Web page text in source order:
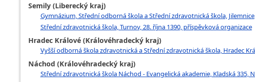
Semily (Liberecký kraj)
Gymnázium, Střední odborná škola a Střední zdravotnická škola,
Střední zdravotnická škola, Turnov, 28. října 1390, příspěvková organizace
Hradec Králové (Královéhradecký kraj)
Vyšší odborná škola zdravotnická a Střední zdravotnická škola, Hradec
Náchod (Královéhradecký kraj)
Střední zdravotnická škola Náchod - Evangelická akademie, Kladská 335,